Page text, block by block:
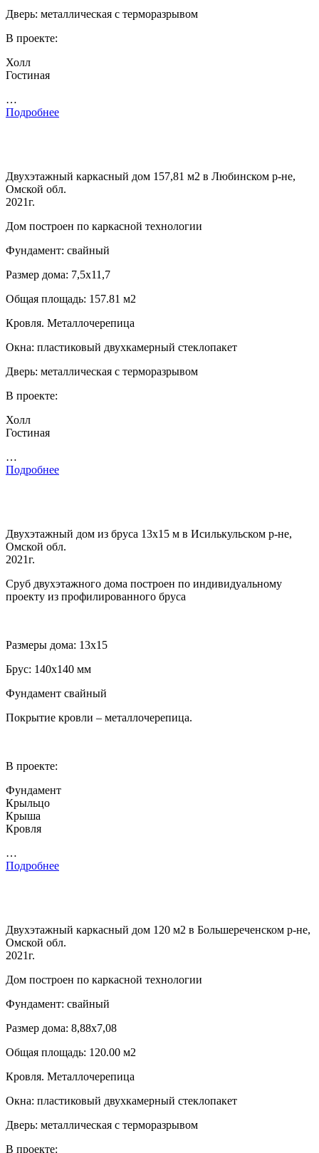
Дверь: металлическая с терморазрывом
В проекте:
Холл
Гостиная
…
Подробнее
Двухэтажный каркасный дом 157,81 м2 в Любинском р-не,
Омской обл.
2021г.
Дом построен по каркасной технологии
Фундамент: свайный
Размер дома: 7,5х11,7
Общая площадь: 157.81 м2
Кровля. Металлочерепица
Окна: пластиковый двухкамерный стеклопакет
Дверь: металлическая с терморазрывом
В проекте:
Холл
Гостиная
…
Подробнее
Двухэтажный дом из бруса 13х15 м в Исилькульском р-не,
Омской обл.
2021г.
Сруб двухэтажного дома построен по индивидуальному
проекту из профилированного бруса
Размеры дома: 13х15
Брус: 140х140 мм
Фундамент свайный
Покрытие кровли – металлочерепица.
В проекте:
Фундамент
Крыльцо
Крыша
Кровля
…
Подробнее
Двухэтажный каркасный дом 120 м2 в Большереченском р-не,
Омской обл.
2021г.
Дом построен по каркасной технологии
Фундамент: свайный
Размер дома: 8,88х7,08
Общая площадь: 120.00 м2
Кровля. Металлочерепица
Окна: пластиковый двухкамерный стеклопакет
Дверь: металлическая с терморазрывом
В проекте: